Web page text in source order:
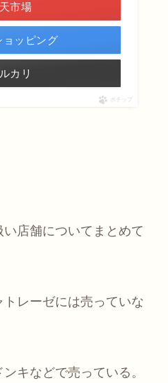
市場
ョッピング
カリ
ポチップ
店舗についてまとめて
トレーゼには売っていな
キなどで売っている。